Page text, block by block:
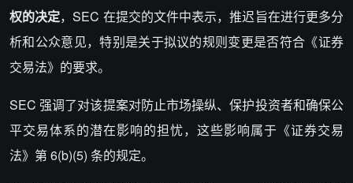
权的决定，SEC 在提交的文件中表示，推迟旨在进行更多分
析和公众意见，特别是关于拟议的规则变更是否符合《证券
交易法》的要求。
SEC 强调了对该提案对防止市场操纵、保护投资者和确保公
平交易体系的潜在影响的担忧，这些影响属于《证券交易
法》第 6(b)(5) 条的规定。